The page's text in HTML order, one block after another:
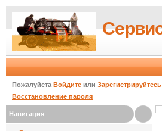
Пожалуйста Войдите или Зарегистрируйтесь
Восстановление пароля
Навигация